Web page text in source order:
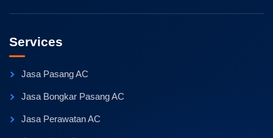
Services
Jasa Pasang AC
Jasa Bongkar Pasang AC
Jasa Perawatan AC